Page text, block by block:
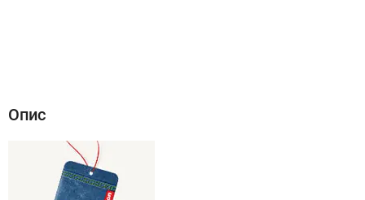
Опис